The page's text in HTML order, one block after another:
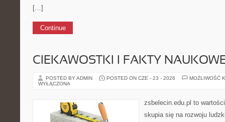
[…]
Continue
CIEKAWOSTKI I FAKTY
POSTED BY ADMIN POSTED ON CZE - 23 - 2026
MOŻLIWOŚĆ
WYŁĄCZONA
zsbelecin.edu.pl to
skupia się na rozwoju